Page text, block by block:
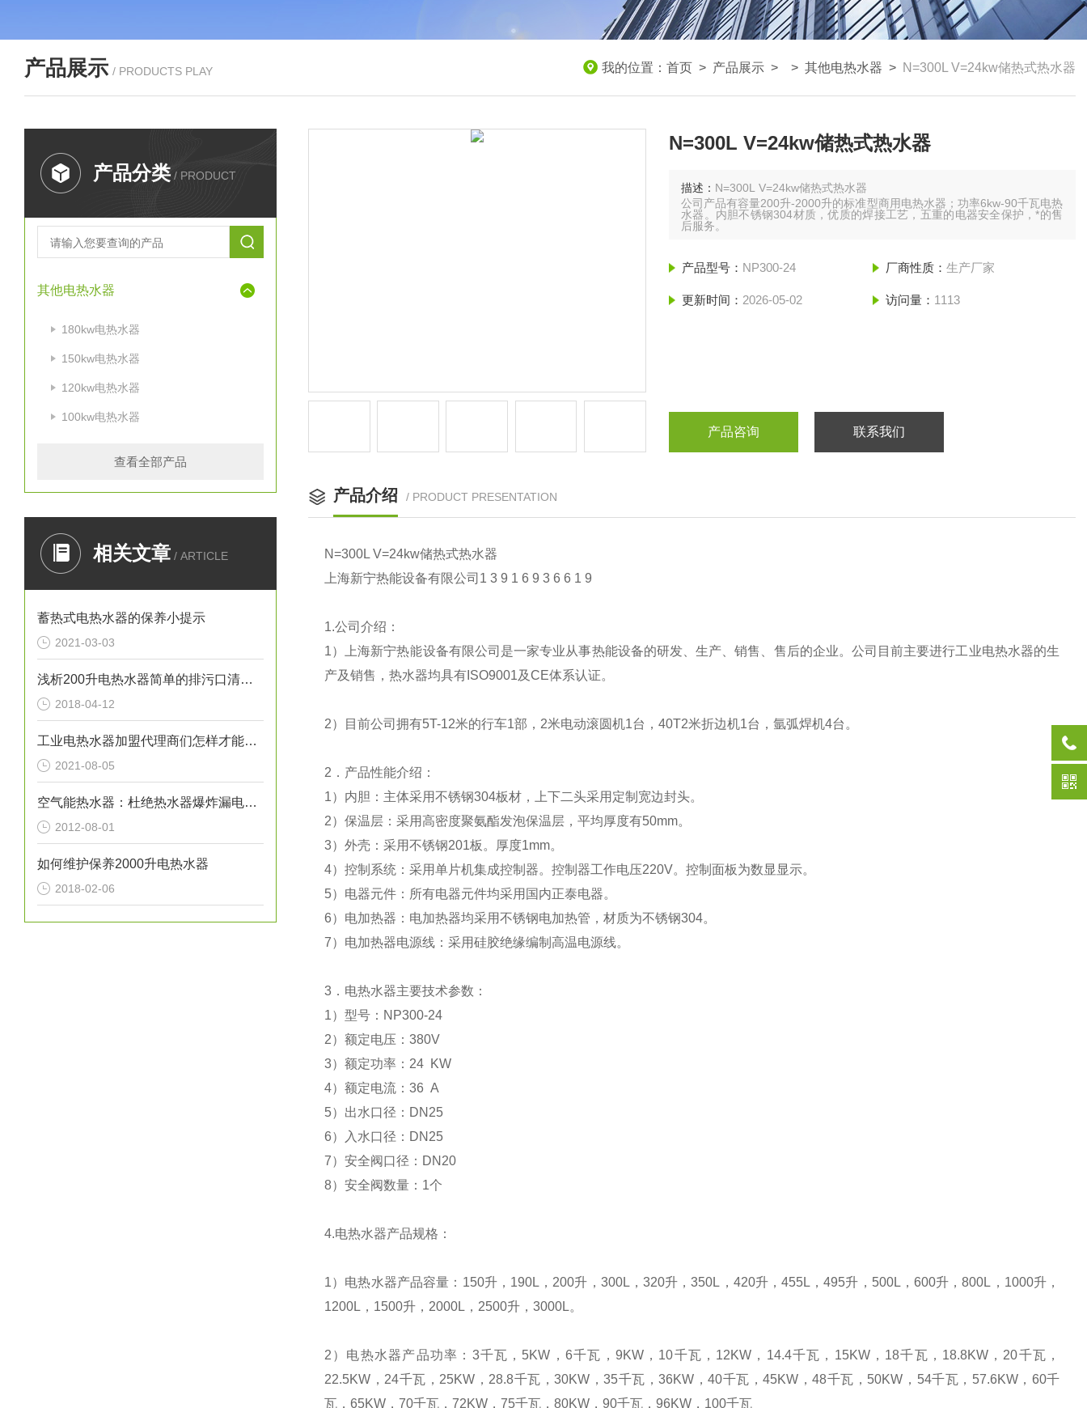
产品展示 / PRODUCTS PLAY 我的位置： 首页 > 产品展示 > > 其他电热水器 > N=300L V=24kw储热式热水器
产品分类 / PRODUCT
其他电热水器
180kw电热水器
150kw电热水器
120kw电热水器
100kw电热水器
查看全部产品
相关文章 / ARTICLE
蓄热式电热水器的保养小提示
2021-03-03
浅析200升电热水器简单的排污口清洁方法
2018-04-12
工业电热水器加盟代理商们怎样才能让自己的事业风生水起呢？
2021-08-05
空气能热水器：杜绝热水器爆炸漏电事故
2012-08-01
如何维护保养2000升电热水器
2018-02-06
N=300L V=24kw储热式热水器
描述： N=300L V=24kw储热式热水器
公司产品有容量200升-2000升的标准型商用电热水器；功率6kw-90千瓦电热
水器。内胆不锈钢304材质，优质的焊接工艺，五重的电器安全保护，*的售
后服务。
产品型号： NP300-24 厂商性质： 生产厂家
更新时间： 2026-05-02 访问量： 1113
产品咨询 联系我们
产品介绍 / PRODUCT PRESENTATION
N=300L V=24kw储热式热水器
上海新宁热能设备有限公司 1 3 9 1 6 9 3 6 6 1 9
1.公司介绍：
1）上海新宁热能设备有限公司是一家专业从事热能设备的研发、生产、销售、售后的企业。公司目前主要进行工业电热水器的生
产及销售，热水器均具有ISO9001及CE体系认证。
2）目前公司拥有5T-12米的行车1部，2米电动滚圆机1台，40T2米折边机1台，氩弧焊机4台。
2 ．产品性能介绍：
1） 内胆：主体采用不锈钢304板材，上下二头采用定制宽边封头。
2） 保温层：采用高密度聚氨酯发泡保温层，平均厚度有50mm。
3）外壳：采用不锈钢201板。厚度1mm。
4）控制系统：采用单片机集成控制器。控制器工作电压220V。控制面板为数显显示。
5）电器元件：所有电器元件均采用国内正泰电器。
6）电加热器：电加热器均采用不锈钢电加热管，材质为不锈钢304。
7）电加热器电源线：采用硅胶绝缘编制高温电源线。
3 ．电热水器主要技术参数：
1）型号： NP300-24
2）额定电压： 380V
3）额定功率： 24 KW
4）额定电流： 36 A
5）出水口径： DN25
6）入水口径： DN25
7）安全阀口径： DN20
8）安全阀数量： 1个
4.电热水器产品规格：
1）电热水器产品容量： 150升， 190L ， 200升 ， 300L ， 320升 ，350L ， 420升，455L ，495升 ， 500L ，600升 ，800L ， 1000升 ，
1200L ， 1500升 ， 2000L ， 2500升 ， 3000L。
2 ）电热水器产品功率： 3千瓦， 5KW ， 6千瓦， 9KW， 10千瓦， 12KW ， 14.4千瓦， 15KW， 18千瓦， 18.8KW， 20千瓦，
22.5KW ， 24千瓦， 25KW ， 28.8千瓦，30KW ，35千瓦，36KW ，40千瓦，45KW ，48千瓦， 50KW ， 54千瓦， 57.6KW， 60千
瓦， 65KW ， 70千瓦， 72KW ， 75千瓦， 80KW ， 90千瓦， 96KW ， 100千瓦